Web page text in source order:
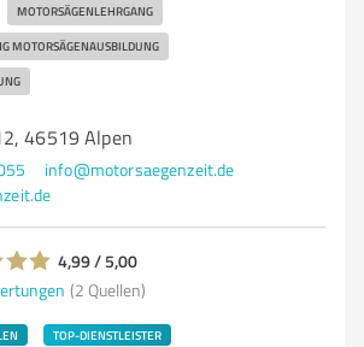
MOTORSÄGENLEHRGANG
MOTORSÄGENAUSBILDUNG
46519 Alpen
info@motorsaegenzeit.de
4,99 / 5,00
(2 Quellen)
TOP-DIENSTLEISTER